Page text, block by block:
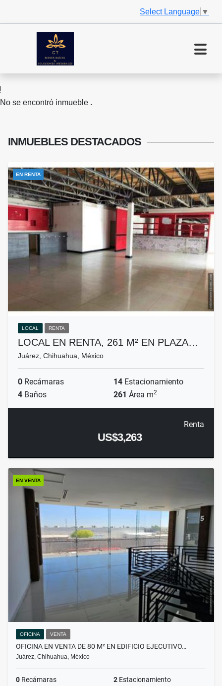
Select Language ▼
No se encontró inmueble .
INMUEBLES DESTACADOS
EN RENTA
LOCAL RENTA
LOCAL EN RENTA, 261 M² EN PLAZA…
Juárez, Chihuahua, México
0 Recámaras 14 Estacionamiento
4 Baños 261 Área m2
Renta
US$3,263
EN VENTA
OFICINA VENTA
OFICINA EN VENTA DE 80 M² EN EDIFICIO EJECUTIVO…
Juárez, Chihuahua, México
0 Recámaras 2 Estacionamiento